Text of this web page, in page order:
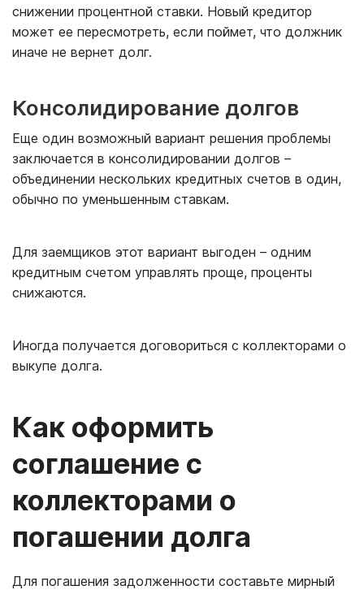
снижении процентной ставки. Новый кредитор
может ее пересмотреть, если поймет, что должник
иначе не вернет долг.
Консолидирование долгов
Еще один возможный вариант решения проблемы
заключается в консолидировании долгов –
объединении нескольких кредитных счетов в один,
обычно по уменьшенным ставкам.
Для заемщиков этот вариант выгоден – одним
кредитным счетом управлять проще, проценты
снижаются.
Иногда получается договориться с коллекторами о
выкупе долга.
Как оформить
соглашение с
коллекторами о
погашении долга
Для погашения задолженности составьте мирный